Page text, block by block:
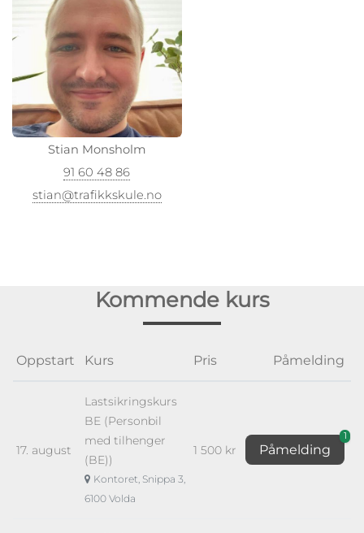
Stian Monsholm
91 60 48 86
stian@trafikkskule.no
Kommende kurs
Oppstart Kurs Pris Påmelding
17. august
Lastsikringskurs
BE (Personbil
med tilhenger
(BE))
Kontoret, Snippa 3,
6100 Volda
1 500 kr Påmelding
1